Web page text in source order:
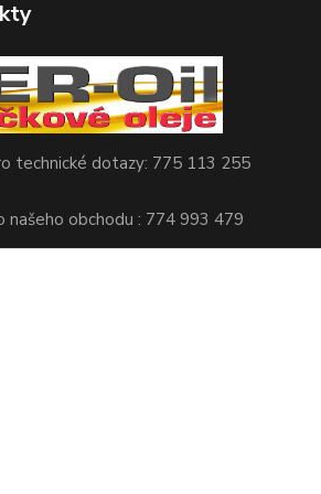
technické dotazy: 775 113 255
našeho obchodu : 774 993 479